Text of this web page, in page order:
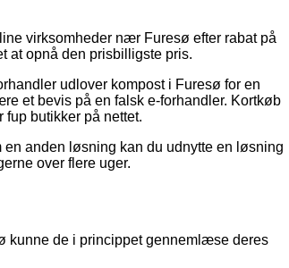
virksomheder nær Furesø efter rabat på
at opnå den prisbilligste pris.
udlover kompost i Furesø for en
et bevis på en falsk e-forhandler. Kortkøb
butikker på nettet.
anden løsning kan du udnytte en løsning
over flere uger.
kunne de i princippet gennemlæse deres